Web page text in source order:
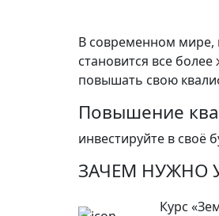
В современном мире,
становится все
повышать свою
Повышение
инвестируйте в своё
ЗАЧЕМ НУЖНО
Курс